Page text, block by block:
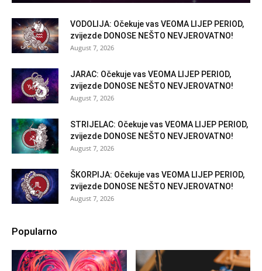
VODOLIJA: Očekuje vas VEOMA LIJEP PERIOD,
zvijezde DONOSE NEŠTO NEVJEROVATNO!
August 7, 2026
JARAC: Očekuje vas VEOMA LIJEP PERIOD,
zvijezde DONOSE NEŠTO NEVJEROVATNO!
August 7, 2026
STRIJELAC: Očekuje vas VEOMA LIJEP PERIOD,
zvijezde DONOSE NEŠTO NEVJEROVATNO!
August 7, 2026
ŠKORPIJA: Očekuje vas VEOMA LIJEP PERIOD,
zvijezde DONOSE NEŠTO NEVJEROVATNO!
August 7, 2026
Popularno